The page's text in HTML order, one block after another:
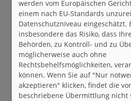
werden vom Europäischen
einem nach EU-Standards
Datenschutzniveau eingeschätzt.
insbesondere das Risiko, dass
Behörden, zu Kontroll- und zu
möglicherweise auch ohne
Rechtsbehelfsmöglichkeiten,
können. Wenn Sie auf "Nur
akzeptieren" klicken, findet die
beschriebene Übermittlung nicht